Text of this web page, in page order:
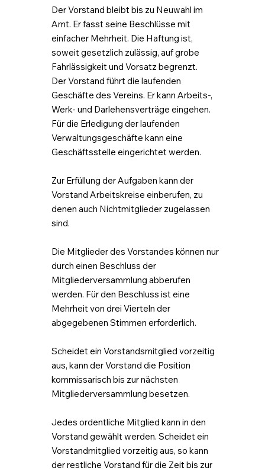
Der Vorstand bleibt bis zu Neuwahl im
Amt. Er fasst seine Beschlüsse mit
einfacher Mehrheit. Die Haftung ist,
soweit gesetzlich zulässig, auf grobe
Fahrlässigkeit und Vorsatz begrenzt.
Der Vorstand führt die laufenden
Geschäfte des Vereins. Er kann Arbeits-,
Werk- und Darlehensverträge eingehen.
Für die Erledigung der laufenden
Verwaltungsgeschäfte kann eine
Geschäftsstelle eingerichtet werden.
Zur Erfüllung der Aufgaben kann der
Vorstand Arbeitskreise einberufen, zu
denen auch Nichtmitglieder zugelassen
sind.
Die Mitglieder des Vorstandes können nur
durch einen Beschluss der
Mitgliederversammlung abberufen
werden. Für den Beschluss ist eine
Mehrheit von drei Vierteln der
abgegebenen Stimmen erforderlich.
Scheidet ein Vorstandsmitglied vorzeitig
aus, kann der Vorstand die Position
kommissarisch bis zur nächsten
Mitgliederversammlung besetzen.
Jedes ordentliche Mitglied kann in den
Vorstand gewählt werden. Scheidet ein
Vorstandmitglied vorzeitig aus, so kann
der restliche Vorstand für die Zeit bis zur